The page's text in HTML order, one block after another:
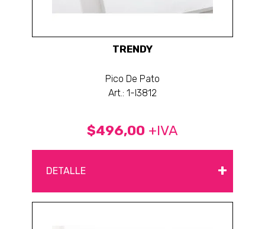
TRENDY
Pico De Pato
Art.: 1-I3812
$496,00 +IVA
DETALLE +